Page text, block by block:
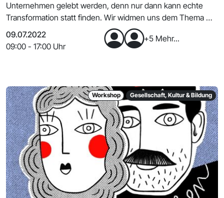
Unternehmen gelebt werden, denn nur dann kann echte
Transformation statt finden. Wir widmen uns dem Thema mit
EUC
09.07.2022
09:00 - 17:00 Uhr
+5 Mehr...
Workshop Gesellschaft, Kultur & Bildung